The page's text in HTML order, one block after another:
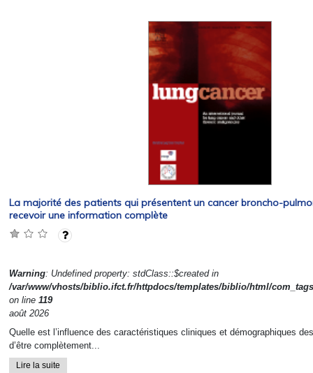
La majorité des patients qui présentent un cancer broncho-
recevoir une information complète
Warning: Undefined property: stdClass::$created in
/var/www/vhosts/biblio.ifct.fr/httpdocs/templates/biblio/html/
on line 119
août 2026
Quelle est l’influence des caractéristiques cliniques et démographiques
d’être complètement...
Lire la suite